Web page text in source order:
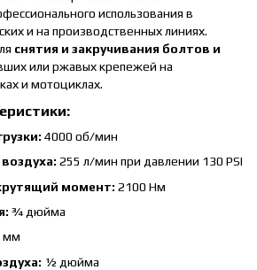
использования в
и на производственных линиях.
снятия и закручивания болтов и
или ржавых крепежей на
и мотоциклах.
4000 об/мин
255 л/мин при давлении 130 PSI
момент: 2100 Нм
¾ дюйма
мм
½ дюйма